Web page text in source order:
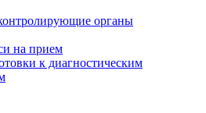
органы
на прием
к диагностическим